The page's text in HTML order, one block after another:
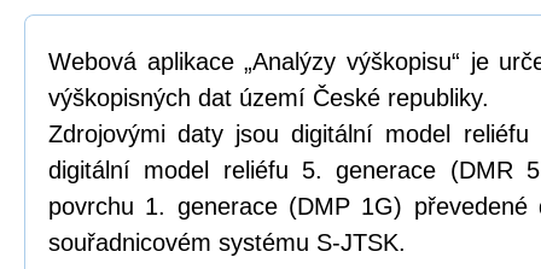
Webová aplikace „Analýzy výškopisu“ je
výškopisných dat území České republiky.
Zdrojovými daty jsou digitální model
digitální model reliéfu 5. generace (DMR
povrchu 1. generace (DMP 1G)
souřadnicovém systému S-JTSK.